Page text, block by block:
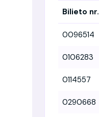
Bilieto nr.
0096514
0106283
0114557
0290668